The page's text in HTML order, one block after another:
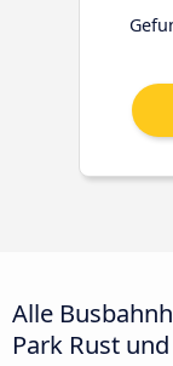
Alle
Park Rust